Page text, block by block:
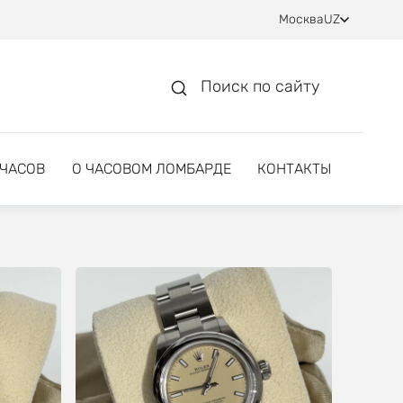
МоскваUZ
Поиск по сайту
О ЧАСОВОМ ЛОМБАРДЕ КОНТАКТЫ